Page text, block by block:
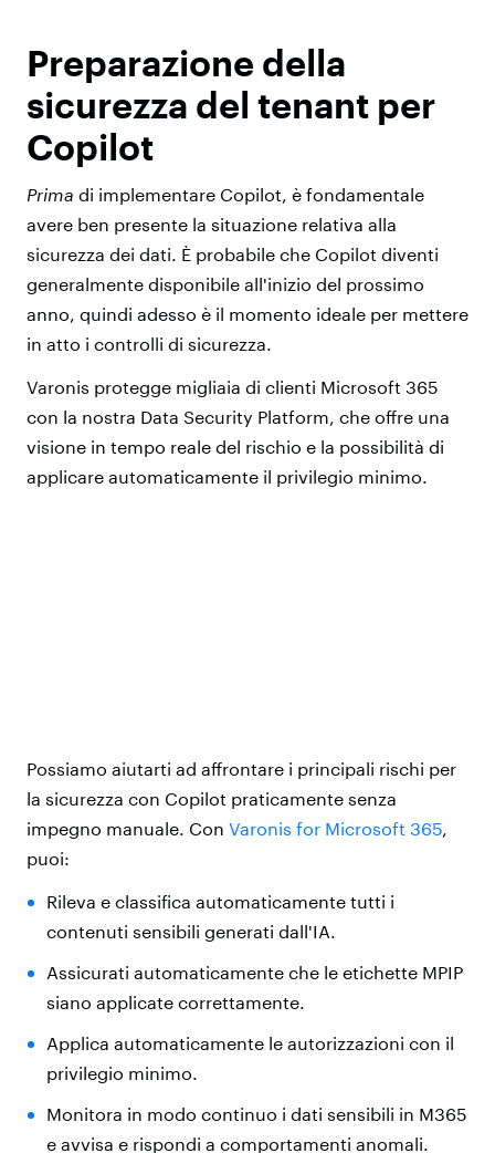
Preparazione della
sicurezza del tenant per
Copilot
Prima di implementare Copilot, è fondamentale
avere ben presente la situazione relativa alla
sicurezza dei dati. È probabile che Copilot diventi
generalmente disponibile all'inizio del prossimo
anno, quindi adesso è il momento ideale per mettere
in atto i controlli di sicurezza.
Varonis protegge migliaia di clienti Microsoft 365
con la nostra Data Security Platform, che offre una
visione in tempo reale del rischio e la possibilità di
applicare automaticamente il privilegio minimo.
Possiamo aiutarti ad affrontare i principali rischi per
la sicurezza con Copilot praticamente senza
impegno manuale. Con Varonis for Microsoft 365,
puoi:
Rileva e classifica automaticamente tutti i
contenuti sensibili generati dall'IA.
Assicurati automaticamente che le etichette MPIP
siano applicate correttamente.
Applica automaticamente le autorizzazioni con il
privilegio minimo.
Monitora in modo continuo i dati sensibili in M365
e avvisa e rispondi a comportamenti anomali.